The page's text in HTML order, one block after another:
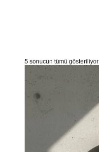
5 sonucun tümü gösteriliyor